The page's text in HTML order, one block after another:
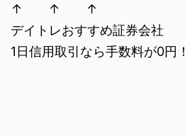
↑ ↑ ↑
デイトレおすすめ証券会社
1日信用取引なら手数料が0円！